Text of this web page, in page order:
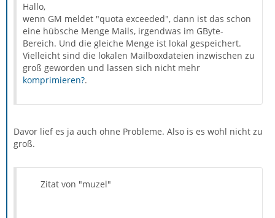
Hallo,
wenn GM meldet "quota exceeded", dann ist das schon
eine hübsche Menge Mails, irgendwas im GByte-
Bereich. Und die gleiche Menge ist lokal gespeichert.
Vielleicht sind die lokalen Mailboxdateien inzwischen zu
groß geworden und lassen sich nicht mehr
komprimieren?.
Davor lief es ja auch ohne Probleme. Also is es wohl nicht zu
groß.
Zitat von "muzel"